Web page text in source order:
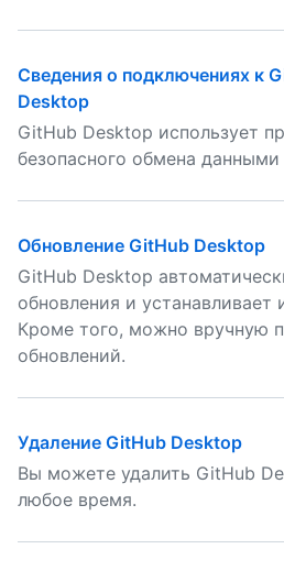
Сведения о подключениях к
Desktop
GitHub Desktop использует
безопасного обмена
Обновление GitHub Desktop
GitHub Desktop
обновления и устанавливает
Кроме того, можно вручную
обновлений.
Удаление GitHub Desktop
Вы можете удалить GitHub
любое время.